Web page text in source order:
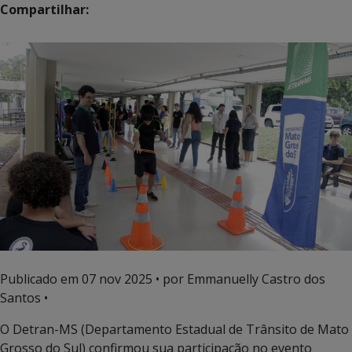
Compartilhar:
Publicado em 07 nov 2025 • por Emmanuelly Castro dos
Santos •
O Detran-MS (Departamento Estadual de Trânsito de Mato
Grosso do Sul) confirmou sua participação no evento